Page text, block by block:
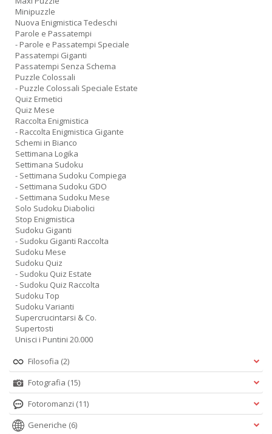
Minipuzzle
Nuova Enigmistica Tedeschi
Parole e Passatempi
- Parole e Passatempi Speciale
Passatempi Giganti
Passatempi Senza Schema
Puzzle Colossali
- Puzzle Colossali Speciale Estate
Quiz Ermetici
Quiz Mese
Raccolta Enigmistica
- Raccolta Enigmistica Gigante
Schemi in Bianco
Settimana Logika
Settimana Sudoku
- Settimana Sudoku Compiega
- Settimana Sudoku GDO
- Settimana Sudoku Mese
Solo Sudoku Diabolici
Stop Enigmistica
Sudoku Giganti
- Sudoku Giganti Raccolta
Sudoku Mese
Sudoku Quiz
- Sudoku Quiz Estate
- Sudoku Quiz Raccolta
Sudoku Top
Sudoku Varianti
Supercrucintarsi & Co.
Supertosti
Unisci i Puntini 20.000
Filosofia (2)
Fotografia (15)
Fotoromanzi (11)
Generiche (6)